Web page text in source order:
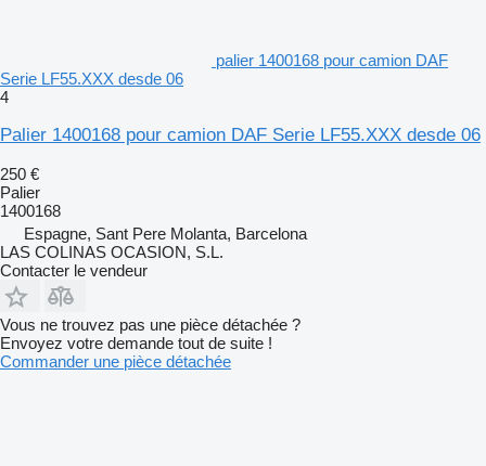
palier 1400168 pour camion DAF
Serie LF55.XXX desde 06
4
Palier 1400168 pour camion DAF Serie LF55.XXX desde 06
250 €
Palier
1400168
Espagne, Sant Pere Molanta, Barcelona
LAS COLINAS OCASION, S.L.
Contacter le vendeur
Vous ne trouvez pas une pièce détachée ?
Envoyez votre demande tout de suite !
Commander une pièce détachée